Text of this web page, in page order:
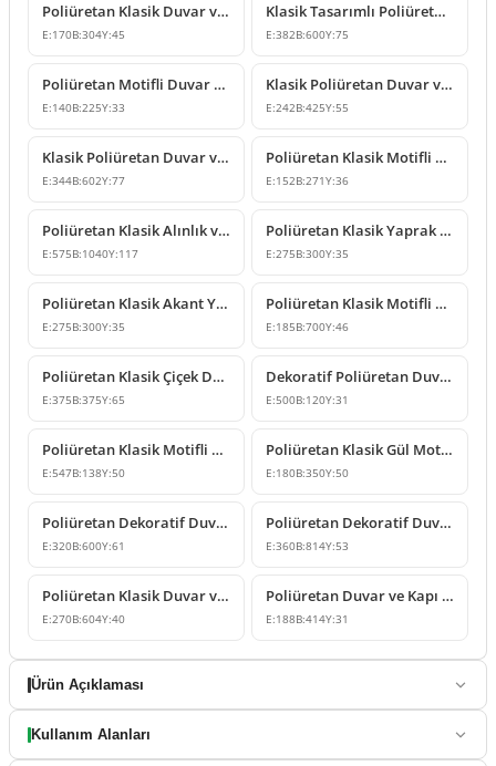
Poliüretan Klasik Duvar ve Mobilya Süsleme Modelleri
E:170B:304Y:45
Klasik Tasarımlı Poliüretan Duvar ve Tavan Süsleme Modeli
E:382B:600Y:75
Poliüretan Motifli Duvar ve Mobilya Süsleme Modelleri
E:140B:225Y:33
Klasik Poliüretan Duvar ve Mobilya Süsleme Modeli
E:242B:425Y:55
Klasik Poliüretan Duvar ve Mobilya Süsleme Modeli
E:344B:602Y:77
Poliüretan Klasik Motifli Duvar ve Mobilya Süsü
E:152B:271Y:36
Poliüretan Klasik Alınlık ve Duvar Süsleme Tasarımı
E:575B:1040Y:117
Poliüretan Klasik Yaprak Desenli Köşe Süsleme Modeli
E:275B:300Y:35
Poliüretan Klasik Akant Yapraklı Duvar Süsleme Modeli
E:275B:300Y:35
Poliüretan Klasik Motifli Duvar Süsü
E:185B:700Y:46
Poliüretan Klasik Çiçek Desenli Duvar ve Tavan Süsü
E:375B:375Y:65
Dekoratif Poliüretan Duvar ve Mobilya Süsleme Modeli
E:500B:120Y:31
Poliüretan Klasik Motifli Dikey Duvar Süsleme Modeli
E:547B:138Y:50
Poliüretan Klasik Gül Motifli Duvar ve Mobilya Süsleme Modeli
E:180B:350Y:50
Poliüretan Dekoratif Duvar ve Kapı Üstü Süsleme Modelleri
E:320B:600Y:61
Poliüretan Dekoratif Duvar ve Kapı Üstü Süsleme Modeli
E:360B:814Y:53
Poliüretan Klasik Duvar ve Kapı Üstü Süsleme Çeşitleri
E:270B:604Y:40
Poliüretan Duvar ve Kapı Üstü Süsleme Modeli
E:188B:414Y:31
Ürün Açıklaması
Kullanım Alanları